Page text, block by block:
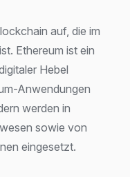
auf, die im
Ethereum ist ein
Hebel
Anwendungen
werden in
sowie von
eingesetzt.